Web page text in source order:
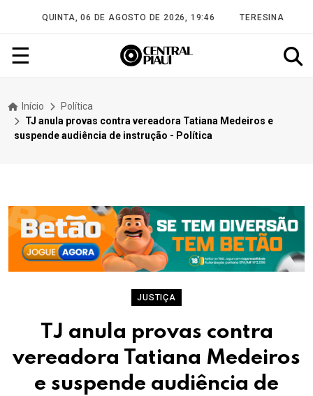
QUINTA, 06 DE AGOSTO DE 2026, 19:46 TERESINA
☰
Início
Política
TJ anula provas contra vereadora Tatiana Medeiros e
suspende audiência de instrução - Política
JUSTIÇA
TJ anula provas contra
vereadora Tatiana Medeiros
e suspende audiência de